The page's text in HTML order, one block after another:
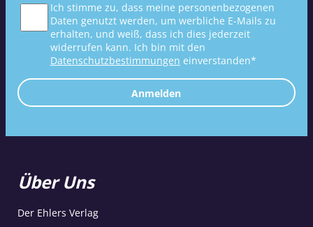
Ich stimme zu, dass meine personenbezogenen
Daten genutzt werden, um werbliche E-Mails zu
erhalten, und weiß, dass ich dies jederzeit
widerrufen kann. Ich bin mit den
Datenschutzbestimmungen einverstanden*
Anmelden
Über Uns
Der Ehlers Verlag